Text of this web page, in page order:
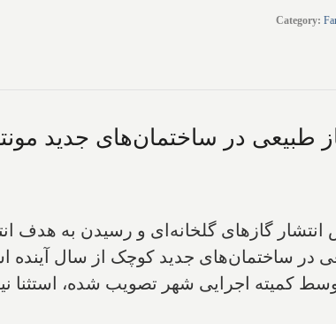
Category:
گاز طبیعی در ساختمان‌های جدید
در ساختمان‌های جدید کوچک از سال آینده
کمیته اجرایی شهر تصویب شده، استثنا